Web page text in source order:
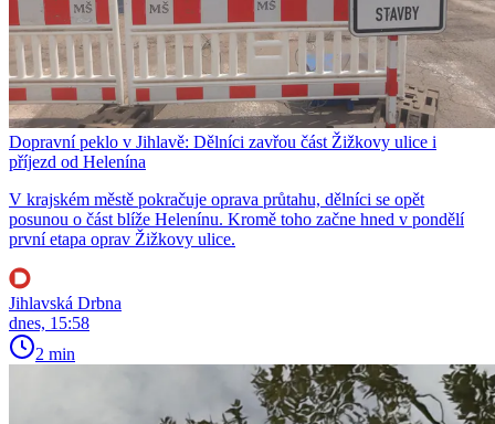
Dopravní peklo v Jihlavě: Dělníci zavřou část Žižkovy ulice i
příjezd od Helenína
V krajském městě pokračuje oprava průtahu, dělníci se opět
posunou o část blíže Helenínu. Kromě toho začne hned v pondělí
první etapa oprav Žižkovy ulice.
Jihlavská Drbna
dnes, 15:58
2 min